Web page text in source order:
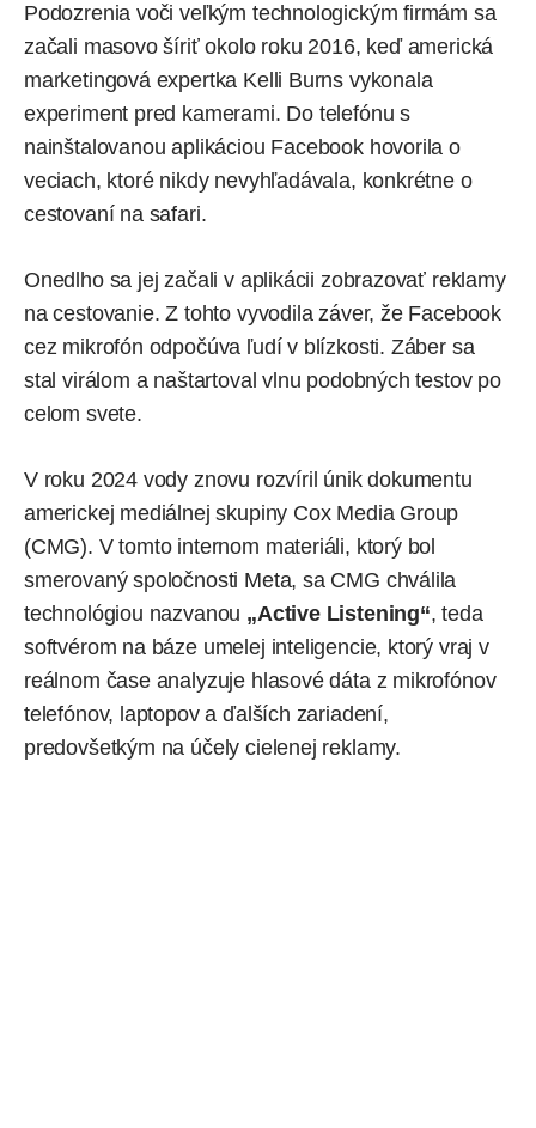
Podozrenia voči veľkým technologickým firmám sa
začali masovo šíriť okolo roku 2016, keď americká
marketingová expertka Kelli Burns vykonala
experiment pred kamerami. Do telefónu s
nainštalovanou aplikáciou Facebookhovorila o
veciach, ktoré nikdy nevyhľadávala, konkrétne o
cestovaní na safari.
Onedlho sa jej začali v aplikácii zobrazovať reklamy
na cestovanie. Z tohto vyvodila záver, že Facebook
cez mikrofón odpočúva ľudí v blízkosti. Záber sa
stal virálom a naštartoval vlnu podobných testov po
celom svete.
V roku 2024 vody znovu rozvíril únik dokumentu
americkej mediálnej skupiny Cox Media Group
(CMG). V tomto internom materiáli, ktorý bol
smerovaný spoločnosti Meta, sa CMG chválila
technológiou nazvanou „Active Listening“, teda
softvérom na báze umelej inteligencie, ktorý vraj v
reálnom čase analyzuje hlasové dáta z mikrofónov
telefónov, laptopov a ďalších zariadení,
predovšetkým na účely cielenej reklamy.